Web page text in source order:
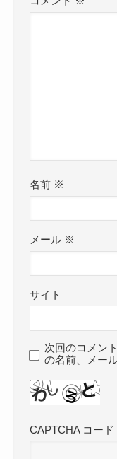
名前 ※
メール ※
サイト
次回のコメン
の名前、メー
CAPTCHA コード